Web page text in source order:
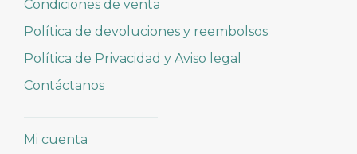
Condiciones de venta
Política de devoluciones y reembolsos
Política de Privacidad y Aviso legal
Contáctanos
Mi cuenta